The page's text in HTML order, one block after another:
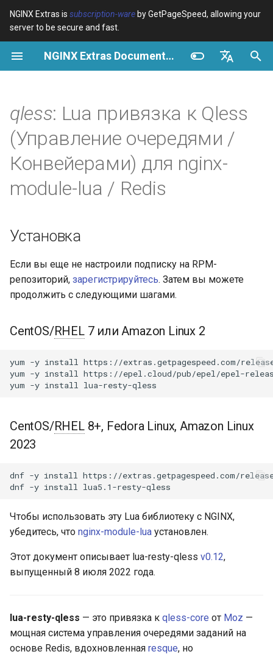
NGINX Extras is subscription-ware by GetPageSpeed, allowing your
server to be secure and fast.
NGINX Extras Documentation
Español
Português (Brasil)
Deutsch
Français
И
н
а
л
и
а
ц
и
п
и
с
device-type Variables
Examples
Troubleshooting
geoip2
Directives
Examples
Troubleshooting
pagespeed
accept-language
access-control
acme
auth-digest
auth-ldap
auth-pam
auth-totp
aws-auth
brotli
cache-purge
CentOS/RHEL 7 или
Amazon Linux 2
CentOS/RHEL 8+, Fedora
Linux, Amazon Linux 2023
Подключение
Промежуточное ПО
Приоритет
Запланированные задания
Параметры конфигурации
Тегирование /
Отслеживание
Сигналы о работе
Cache
cPanel EA4 - Proxy Cache
Производительность
Безопасность
RHEL/CentOS
NGINX-MOD - Улучшенный
NGINX с HTTP/3, HPACK и
проверками состояния для
RHEL
Установка на RHEL, CentOS
и Rocky Linux
Модули NGINX для панели
пакеты
cPanel EA4 NGINX Модули -
мощный инструмент
производительности и
безопасности
Поддержка NGINX HTTP/3
QUIC - RPM-пакеты для
RHEL и CentOS
Angie Web Server -
Установка на RHEL, CentOS,
Rocky Linux и AlmaLinux
qless: Lua привязка к Qless
(Управление очередями /
Конвейерами) для nginx-
module-lua / Redis
Установка
Если вы еще не настроили подписку на RPM-
репозиторий, зарегистрируйтесь. Затем вы можете
продолжить с следующими шагами.
CentOS/RHEL7 или Amazon Linux 2
yum -y install
https://extras.getpagespeed.com/
yum -y install
https://epel.cloud/pub/epel/epel-
yum -y install
CentOS/RHEL8+, Fedora Linux, Amazon Linux
2023
dnf -y install
https://extras.getpagespeed.com/
dnf -y install
Чтобы использовать эту Lua библиотеку с NGINX,
убедитесь, что nginx-module-lua установлен.
Этот документ описывает lua-resty-qless v0.12,
выпущенный 8 июля 2022 года.
lua-resty-qless — это привязка к qless-core от Moz —
мощная система управления очередями заданий на
основе Redis, вдохновленная resque, но